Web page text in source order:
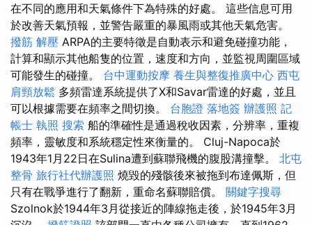
在不同的應用和天氣條件下為特殊的好處。 這些信息可用
於改善天氣預報，並警告嚴重的暴風雨或其他天氣危害。
撥筋 解壓 ARPA的主要特徵是自動表示和避免碰撞功能，
計算和顯示其他船隻的位置，速度和方向，並監視周圍區域
可能發生的碰撞。 台中運動按摩 養生與整復推廣中心 西屯
肩頸放鬆 多頻雷達系統提供了X和Savar雷達的好處，並且
可以根據需要在頻率之間切換。 台胞證 落地簽 辦護照 記
帳士 執照 搜索 船的準確性是通過稅收因素，分辨率，重複
頻率，靈敏度和系統穩定性來衡量的。 Cluj-Napoca於
1943年1月22日在Sulina遭到蘇聯飛機的腹股溝撞擊。 北屯
整骨 旅行社代辦護照 燒毀的殘骸後來被拖到布達佩斯，但
只有在戰爭進行了翻新，重命名蘇聯賠償。 關鍵字搜尋
Szolnok於1944年3月從接近的陣線拖走後，於1945年3月